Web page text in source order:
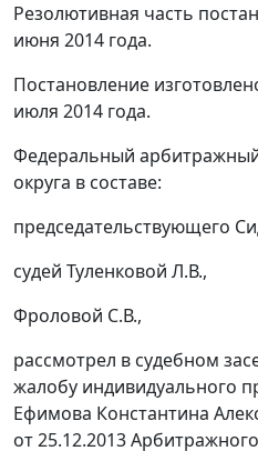
Резолютивная часть
июня 2014 года.
Постановление
июля 2014 года.
Федеральный
округа в составе:
председательствующего
судей Туленковой Л.В.,
Фроловой С.В.,
рассмотрел в судебном
жалобу индивидуального
Ефимова Константина
от 25.12.2013